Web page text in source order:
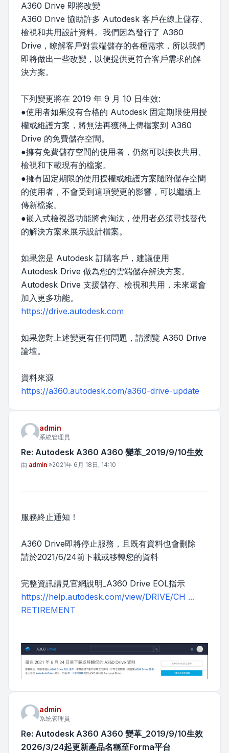
A360 Drive 即將改變
A360 Drive 協助許多 Autodesk 客戶在線上儲存、
檢視和共用設計資料。我們因為發行了 A360
Drive，瞭解客戶對雲端儲存的各種需求，所以我們
即將做出一些改變，以便提供更符合客戶需求的解
決方案。
下列變更將在 2019 年 9 月 10 日生效:
●使用者如果沒有合格的 Autodesk 固定期限使用授
權或維護方案，將無法再獲得上傳檔案到 A360
Drive 的免費儲存空間。
●擁有免費儲存空間的使用者，仍然可以接收共用、
檢視和下載現有的檔案。
●擁有固定期限的使用授權或維護方案隨附儲存空間
的使用者，不會受到這項變更的影響，可以繼續上
傳新檔案。
●嵌入式檢視器功能將會淘汰，使用者必須尋找替代
的解決方案來展示設計檔案。
如果您是 Autodesk 訂購客戶，建議使用
Autodesk Drive 做為您的雲端儲存解決方案。
Autodesk Drive 支援儲存、檢視和共用，未來還會
加入更多功能。
https://drive.autodesk.com
如果您對上述變更有任何問題，請瀏覽 A360 Drive
論壇。
資料來源
https://a360.autodesk.com/a360-drive-update
admin
系統管理員
Re: Autodesk A360 A360 變革_2019/9/10生效
文章
由 admin »2021年 6月 18日, 14:10
服務終止通知！
A360 Drive即將停止服務，且既有資料也會刪除
請於2021/6/24前下載或移轉您的資料
完整資訊請見官網說明_A360 Drive EOL指示
https://help.autodesk.com/view/DRIVE/CH ...
RETIREMENT
admin
系統管理員
Re: Autodesk A360 A360 變革_2019/9/10生效
2026/3/24起更新產品名稱至Forma平台